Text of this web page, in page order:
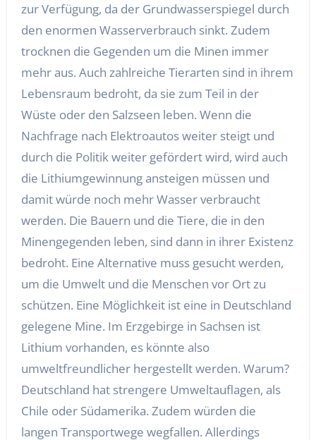
zur Verfügung, da der Grundwasserspiegel durch
den enormen Wasserverbrauch sinkt. Zudem
trocknen die Gegenden um die Minen immer
mehr aus. Auch zahlreiche Tierarten sind in ihrem
Lebensraum bedroht, da sie zum Teil in der
Wüste oder den Salzseen leben. Wenn die
Nachfrage nach Elektroautos weiter steigt und
durch die Politik weiter gefördert wird, wird auch
die Lithiumgewinnung ansteigen müssen und
damit würde noch mehr Wasser verbraucht
werden. Die Bauern und die Tiere, die in den
Minengegenden leben, sind dann in ihrer Existenz
bedroht. Eine Alternative muss gesucht werden,
um die Umwelt und die Menschen vor Ort zu
schützen. Eine Möglichkeit ist eine in Deutschland
gelegene Mine. Im Erzgebirge in Sachsen ist
Lithium vorhanden, es könnte also
umweltfreundlicher hergestellt werden. Warum?
Deutschland hat strengere Umweltauflagen, als
Chile oder Südamerika. Zudem würden die
langen Transportwege wegfallen. Allerdings